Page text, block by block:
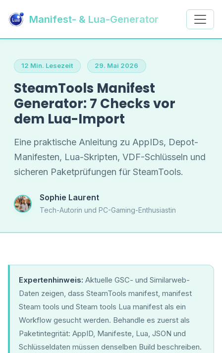
Manifest- & Lua-Generator
12 Min. Lesezeit 29. Mai 2026
SteamTools Manifest
Generator: 7 Checks vor
dem Lua-Import
Eine praktische Anleitung zu AppIDs, Depot-
Manifesten, Lua-Skripten, VDF-Schlüsseln und
sicheren Paketprüfungen für SteamTools.
Sophie Laurent
Tech-Autorin und PC-Gaming-Enthusiastin
Expertenhinweis: Aktuelle GSC- und Similarweb-
Daten zeigen, dass SteamTools manifest, manifest
Steam tools und Steam tools Lua manifest als ein
Workflow gesucht werden. Behandle es zuerst als
Paketintegrität: AppID, Manifeste, Lua, JSON und
Schlüsseldaten müssen denselben Build beschreiben.